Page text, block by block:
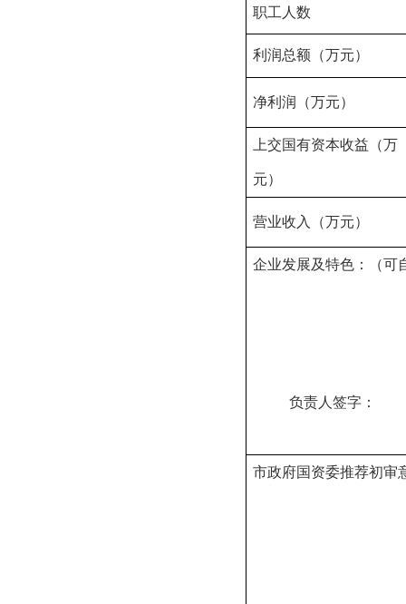
职工人数
利润总额（万元）
净利润 （万元）
上交国有资本收益 （万
元）
营业收入（万元）
企业发展及特色：（可
负责人签
市政府国资委推荐初审